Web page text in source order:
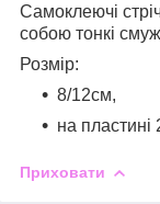
Самоклеючі
собою тонкі
Розмір:
8/12см,
на пластині
Приховати